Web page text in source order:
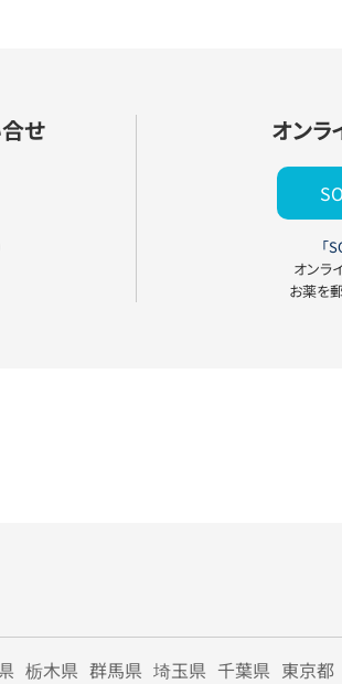
せ オンラ
「
オンラ
お薬を
栃木県 群馬県 埼玉県 千葉県 東京都